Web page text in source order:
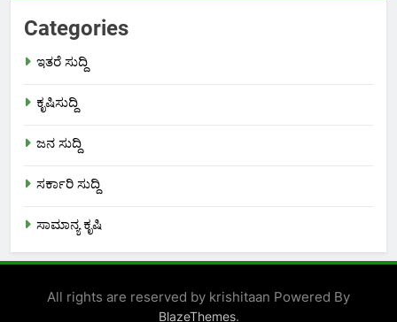
Categories
ಇತರೆ ಸುದ್ದಿ
ಕೃಷಿಸುದ್ದಿ
ಜನ ಸುದ್ದಿ
ಸರ್ಕಾರಿ ಸುದ್ದಿ
ಸಾಮಾನ್ಯ ಕೃಷಿ
All rights are reserved by krishitaan Powered By
BlazeThemes.